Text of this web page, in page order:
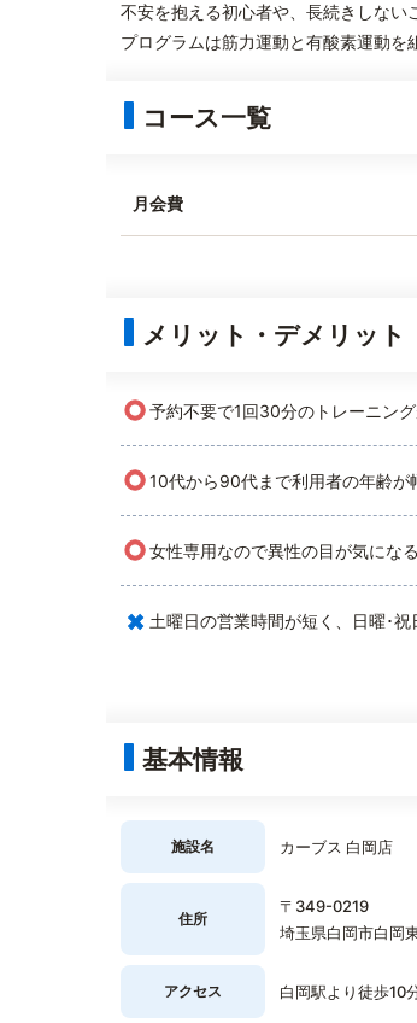
不安を抱える初心者や、長続きしな
プログラムは筋力運動と有酸素運動を
コース一覧
月会費
メリット・デメリット
○予約不要で1回30分のトレーニン
○10代から90代まで利用者の年齢が
○女性専用なので異性の目が気にな
× 土曜日の営業時間が短く、日曜･祝
基本情報
施設名 カーブス 白岡店
住所
〒349-0219
埼玉県白岡市白岡
アクセス 白岡駅より徒歩10